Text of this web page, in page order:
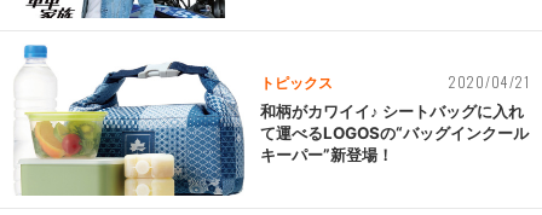
トピックス 2020/04/21
和柄がカワイイ♪ シートバッグに入れ
て運べるLOGOSの“バッグインクール
キーパー”新登場！